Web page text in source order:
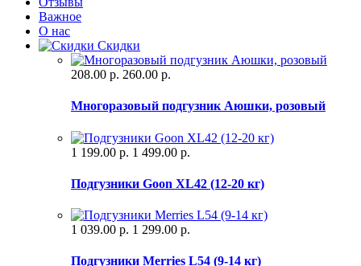
Важное
О нас
Скидки
208.00 р. 260.00 р.
Многоразовый подгузник Аюшки, розовый
1 199.00 р. 1 499.00 р.
Подгузники Goon XL42 (12-20 кг)
1 039.00 р. 1 299.00 р.
Подгузники Merries L54 (9-14 кг)